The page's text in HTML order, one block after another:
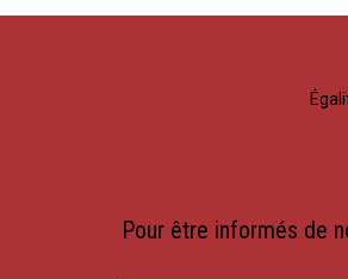
Pour être informés de